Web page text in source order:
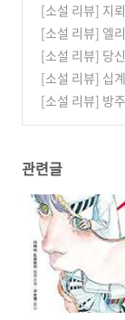
[소설 리뷰] 지
리/두뇌배틀/추
[소설 리뷰] 엘
스터리/추리소
[소설 리뷰] 당
게이고(미스터
[소설 리뷰] 십
설)
(0)
[소설 리뷰] 방
관련글